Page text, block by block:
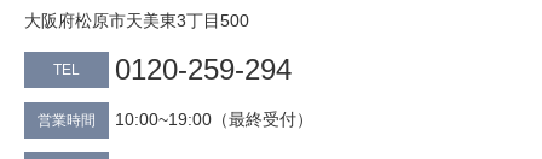
大阪府松原市天美東3丁目500
TEL 0120-259-294
営業時間 10:00~19:00（最終受付）